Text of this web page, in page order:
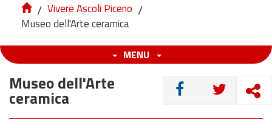
/ Vivere Ascoli Piceno /
Museo dell'Arte ceramica
MENU
CONDIVIDI
Museo dell'Arte
ceramica